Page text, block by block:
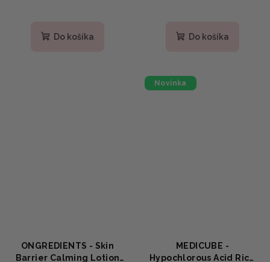
Do košíka Do košíka
ONGREDIENTS - Skin
Barrier Calming Lotion
Novinka
MEDICUBE -
Hypochlorous Acid Rice